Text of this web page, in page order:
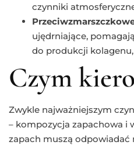
czynniki
ujędrniające,
do produkcji
Czym
Zwykle najważniejszym
– kompozycja zapachowa i
zapach muszą odpowiadać